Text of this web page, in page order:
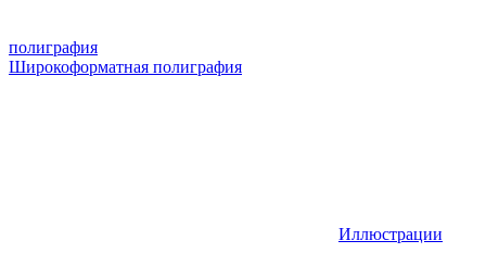
полиграфия
Широкоформатная полиграфия
Иллюстрации